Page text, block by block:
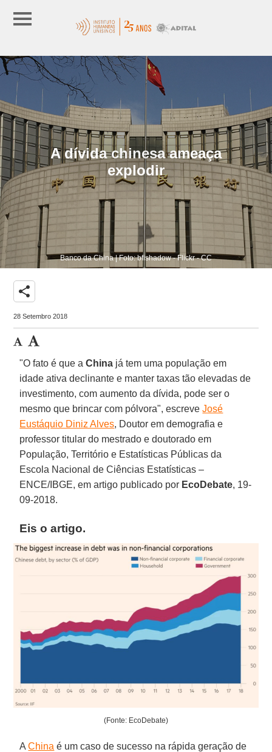
A dívida chinesa ameaça
explodir
Banco da China | Foto: bfishadow - Flickr - CC
share
28 Setembro 2018
"O fato é que aChina já tem uma população em
idade ativa declinante e manter taxas tão elevadas de
investimento, com aumento da dívida, pode ser o
mesmo que brincar com pólvora", escreveJosé
Eustáquio Diniz Alves, Doutor em demografia e
professor titular do mestrado e doutorado em
População, Território e Estatísticas Públicas da
Escola Nacional de Ciências Estatísticas –
ENCE/IBGE, em artigo publicado por EcoDebate, 19-
09-2018.
Eis o artigo.
(Fonte: EcoDebate)
AChina é um caso de sucesso na rápida geração de